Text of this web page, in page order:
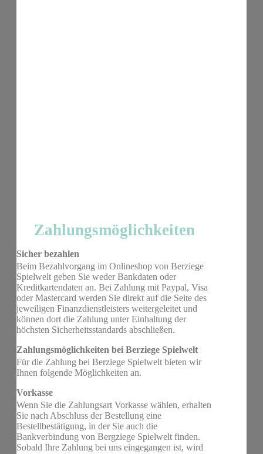
Zahlungsmöglichkeiten
Sicher bezahlen
Beim Bezahlvorgang im Onlineshop von Berziege
Spielwelt geben Sie weder Bankdaten oder
Kreditkartendaten an. Bei Zahlung mit Paypal, Visa
oder Mastercard werden Sie direkt auf die Seite des
jeweiligen Finanzdienstleisters weitergeleitet und
können dort die Zahlung unter Einhaltung der
höchsten Sicherheitsstandards abschließen.
Zahlungsmöglichkeiten bei Berziege Spielwelt
Für die Zahlung bei Berziege Spielwelt bieten wir
Ihnen folgende Möglichkeiten an.
Vorkasse
Wenn Sie die Zahlungsart Vorkasse wählen, erhalten
Sie nach Abschluss der Bestellung eine
Bestellbestätigung, in der Sie auch die
Bankverbindung von Bergziege Spielwelt finden.
Sobald Ihre Zahlung bei uns eingegangen ist, wird